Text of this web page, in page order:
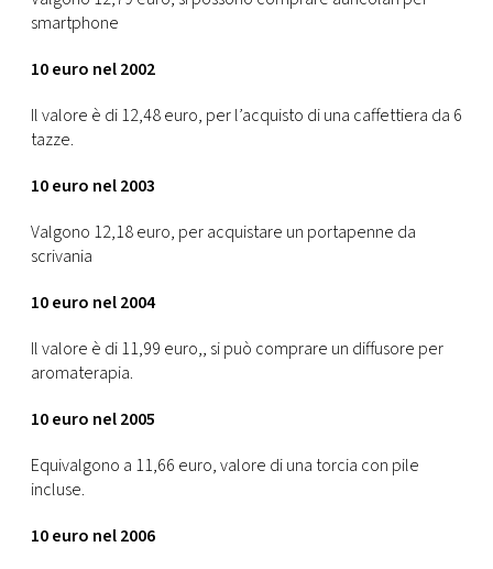
smartphone
10 euro nel 2002
Il valore è di 12,48 euro, per l’acquisto di una caffettiera da 6
tazze.
10 euro nel 2003
Valgono 12,18 euro, per acquistare un portapenne da
scrivania
10 euro nel 2004
Il valore è di 11,99 euro,, si può comprare un diffusore per
aromaterapia.
10 euro nel 2005
Equivalgono a 11,66 euro, valore di una torcia con pile
incluse.
10 euro nel 2006